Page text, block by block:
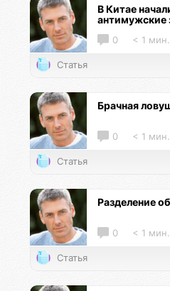
В Китае
антимужские
0 < 1 мин.
Статья
Брачная
0 < 1 мин.
Статья
Разделение
0 < 1 мин.
Статья